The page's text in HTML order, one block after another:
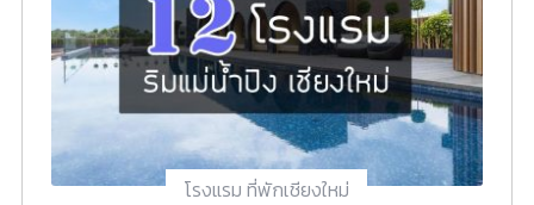
โรงแรม ที่พักเชียงใหม่